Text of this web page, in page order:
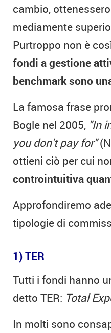
cambio,
mediamente
Purtroppo non è
fondi a gestione
benchmark sono
La famosa frase
Bogle nel 2005, "In
you don't pay for"
ottieni ciò per cui
controintuitiva
Approfondiremo
tipologie di
1) TER
Tutti i fondi hanno
detto TER: Total
In molti sono